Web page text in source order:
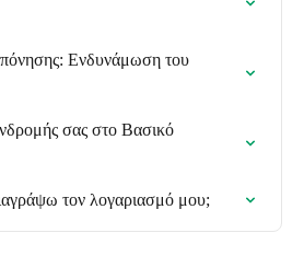
Ενδυνάμωση του
σας στο Βασικό
τον λογαριασμό μου;